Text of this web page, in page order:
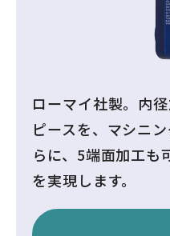
ローマイ社製。内
ピースを、マシニ
らに、5端面加工も
を実現します。